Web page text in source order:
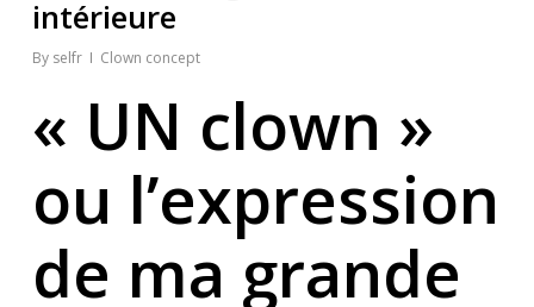
intérieure
By selfr Clown concept
« UN clown »
ou l’expression
de ma grande